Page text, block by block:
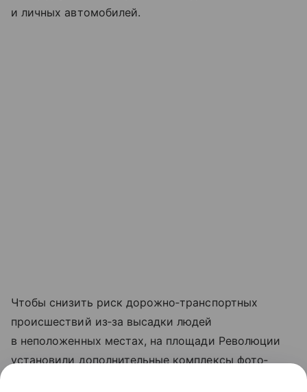
и личных автомобилей.
Чтобы снизить риск дорожно‑транспортных
происшествий из‑за высадки людей
в неположенных местах, на площади Революции
установили дополнительные комплексы фото‑